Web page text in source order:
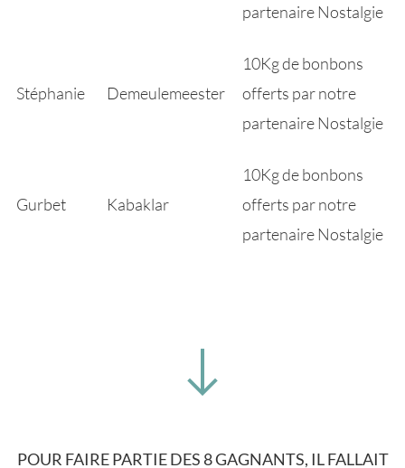
partenaire Nostalgie
Stéphanie Demeulemeester
10Kg de bonbons
offerts par notre
partenaire Nostalgie
Gurbet Kabaklar
10Kg de bonbons
offerts par notre
partenaire Nostalgie
POUR FAIRE PARTIE DES 8 GAGNANTS, IL FALLAIT